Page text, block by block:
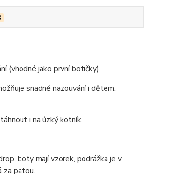
(vhodné jako první botičky).
snadné nazouvání i dětem.
i na úzký kotník.
boty mají vzorek, podrážka je v
za patou.